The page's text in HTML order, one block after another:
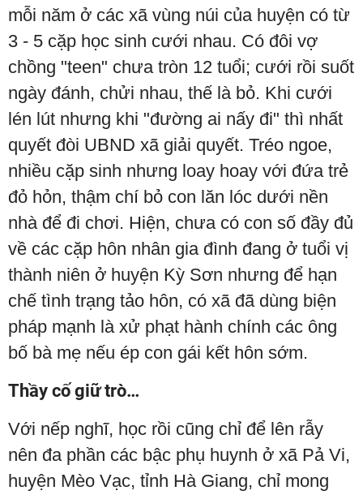
mỗi năm ở các xã vùng núi của huyện có từ
3 - 5 cặp học sinh cưới nhau. Có đôi vợ
chồng "teen" chưa tròn 12 tuổi; cưới rồi suốt
ngày đánh, chửi nhau, thế là bỏ. Khi cưới
lén lút nhưng khi "đường ai nấy đi" thì nhất
quyết đòi UBND xã giải quyết. Tréo ngoe,
nhiều cặp sinh nhưng loay hoay với đứa trẻ
đỏ hỏn, thậm chí bỏ con lăn lóc dưới nền
nhà để đi chơi. Hiện, chưa có con số đầy đủ
về các cặp hôn nhân gia đình đang ở tuổi vị
thành niên ở huyện Kỳ Sơn nhưng để hạn
chế tình trạng tảo hôn, có xã đã dùng biện
pháp mạnh là xử phạt hành chính các ông
bố bà mẹ nếu ép con gái kết hôn sớm.
Thầy cố giữ trò…
Với nếp nghĩ, học rồi cũng chỉ để lên rẫy
nên đa phần các bậc phụ huynh ở xã Pả Vi,
huyện Mèo Vạc, tỉnh Hà Giang, chỉ mong